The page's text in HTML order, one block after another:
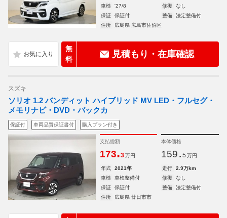
車検
'27/8 修復
なし
保証
保証付 整備
法定整備付
住所
広島県 広島市佐伯区
無
料
見積もり・在庫確認
スズキ
ソリオ 1.2 バンディット ハイブリッド MV LED・フルセグ・
メモリナビ・DVD・バックカ
保証付 車両品質保証書付 購入プラン付き
支払総額
173.3 万円
本体価格
159. 5 万円
年式 2021年 走行
2.9万km
車検
車検整備付 修復
なし
保証
保証付 整備
法定整備付
住所
広島県 廿日市市